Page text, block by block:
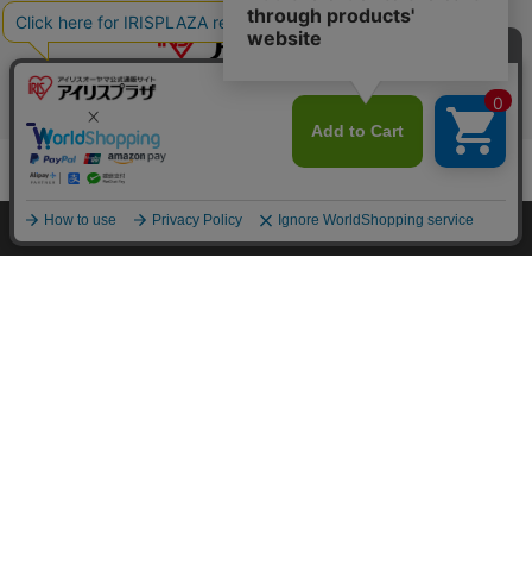
セキュリティ・プライバシーポリシー
HOME 探す ログイン お気に入り お知らせ